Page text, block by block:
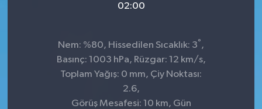
02:00
Nem: %80, Hissedilen Sıcaklık: 3°,
Basınç: 1003 hPa, Rüzgar: 12 km/s,
Toplam Yağış: 0 mm, Çiy Noktası:
2.6,
Görüş Mesafesi: 10 km, Gün